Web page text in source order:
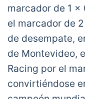
marcador de 1
el marcador de
de desempate,
de Montevideo,
Racing por el
convirtiéndose